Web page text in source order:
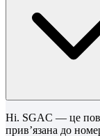
Ні. SGAC — це
прив’язана до